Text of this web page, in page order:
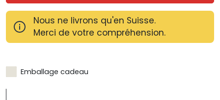
Nous ne livrons qu'en Suisse.
Merci de votre compréhension.
Emballage cadeau